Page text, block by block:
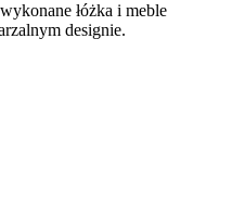
łóżka i meble
designie.